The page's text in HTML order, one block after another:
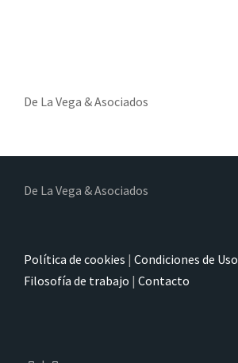
De La Vega & Asociados
De La Vega & Asociados
Política de cookies | Condiciones de Uso
Filosofía de trabajo | Contacto